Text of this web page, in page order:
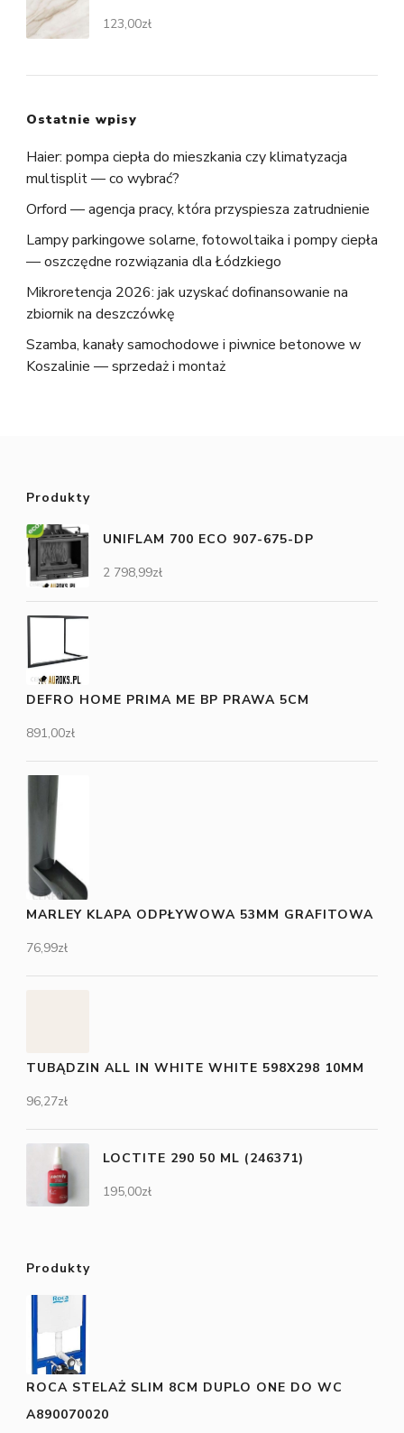
123,00zł
Ostatnie wpisy
Haier: pompa ciepła do mieszkania czy klimatyzacja
multisplit — co wybrać?
Orford — agencja pracy, która przyspiesza zatrudnienie
Lampy parkingowe solarne, fotowoltaika i pompy ciepła
— oszczędne rozwiązania dla Łódzkiego
Mikroretencja 2026: jak uzyskać dofinansowanie na
zbiornik na deszczówkę
Szamba, kanały samochodowe i piwnice betonowe w
Koszalinie — sprzedaż i montaż
Produkty
UNIFLAM 700 ECO 907-675-DP
2 798,99zł
DEFRO HOME PRIMA ME BP PRAWA 5CM
891,00zł
MARLEY KLAPA ODPŁYWOWA 53MM GRAFITOWA
76,99zł
TUBĄDZIN ALL IN WHITE WHITE 598X298 10MM
96,27zł
LOCTITE 290 50 ML (246371)
195,00zł
Produkty
ROCA STELAŻ SLIM 8CM DUPLO ONE DO WC
A890070020